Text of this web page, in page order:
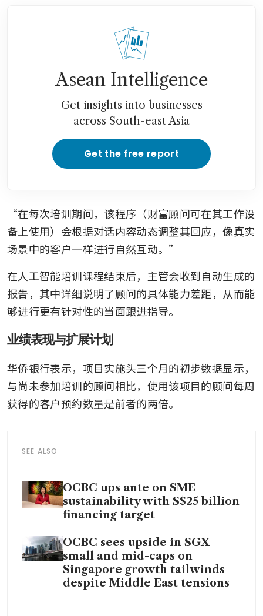
Asean Intelligence
Get insights into businesses
across South-east Asia
Get the free report
“在每次培训期间，该程序（财富顾问可在其工作设
备上使用）会根据对话内容动态调整其回应，像真实
场景中的客户一样进行自然互动。”
在人工智能培训课程结束后，主管会收到自动生成的
报告，其中详细说明了顾问的具体能力差距，从而能
够进行更有针对性的当面跟进指导。
业绩表现与扩展计划
华侨银行表示，项目实施头三个月的初步数据显示，
与尚未参加培训的顾问相比，使用该项目的顾问每周
获得的客户预约数量是前者的两倍。
SEE ALSO
OCBC ups ante on SME
sustainability with S$25 billion
financing target
OCBC sees upside in SGX
small and mid-caps on
Singapore growth tailwinds
despite Middle East tensions